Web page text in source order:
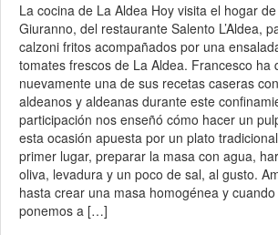
La cocina de La Aldea Hoy visita el hogar
Giuranno, del restaurante Salento L’Aldea,
calzoni fritos acompañados por una
tomates frescos de La Aldea. Francesco ha
nuevamente una de sus recetas caseras
aldeanos y aldeanas durante este
participación nos enseñó cómo hacer un
esta ocasión apuesta por un plato
primer lugar, preparar la masa con agua,
oliva, levadura y un poco de sal, al gusto.
hasta crear una masa homogénea y
ponemos a […]